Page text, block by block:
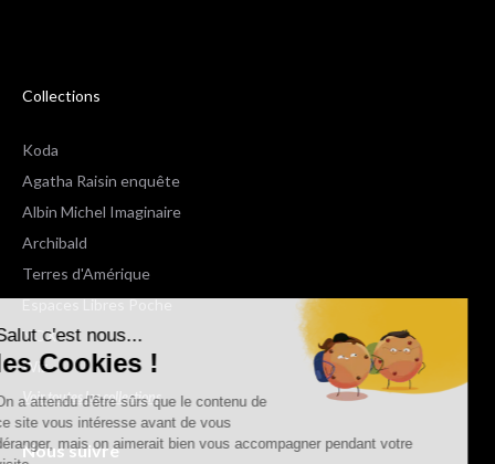
Salut c'est nous...
les Cookies !
On a attendu d'être sûrs que le contenu de
ce site vous intéresse avant de vous
déranger, mais on aimerait bien vous accompagner pendant votre
Collections
Koda
Agatha Raisin enquête
Albin Michel Imaginaire
Archibald
Terres d'Amérique
Espaces Libres Poche
NOX
Wiz
Voir toutes les collections
Nous suivre